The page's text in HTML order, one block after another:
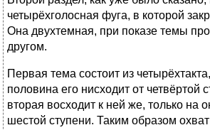
четырёхголосная фуга, в которой
Она двухтемная, при показе темы
другом.
Первая тема состоит из
половина его нисходит от четвёртой
вторая восходит к ней же, только на
шестой ступени. Таким образом